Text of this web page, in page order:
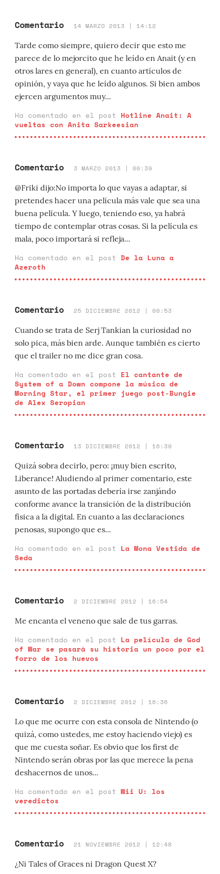
Comentario 14 MARZO 2013 | 14:12
Tarde como siempre, quiero decir que esto me
parece de lo mejorcito que he leído en Anait (y en
otros lares en general), en cuanto artículos de
opinión, y vaya que he leído algunos. Si bien ambos
ejercen argumentos muy...
Ha comentado en el post Hotline Anait: A
vueltas con Anita Sarkeesian
Comentario 3 MARZO 2013 | 00:39
@Friki dijo:No importa lo que vayas a adaptar, si
pretendes hacer una película más vale que sea una
buena película. Y luego, teniendo eso, ya habrá
tiempo de contemplar otras cosas. Si la película es
mala, poco importará si refleja...
Ha comentado en el post De la Luna a
Azeroth
Comentario 25 DICIEMBRE 2012 | 00:53
Cuando se trata de Serj Tankian la curiosidad no
solo pica, más bien arde. Aunque también es cierto
que el trailer no me dice gran cosa.
Ha comentado en el post El cantante de
System of a Down compone la música de
Morning Star, el primer juego post-Bungie
de Alex Seropian
Comentario 13 DICIEMBRE 2012 | 16:39
Quizá sobra decirlo, pero: ¡muy bien escrito,
Liberance! Aludiendo al primer comentario, este
asunto de las portadas debería irse zanjándo
conforme avance la transición de la distribución
física a la digital. En cuanto a las declaraciones
penosas, supongo que es...
Ha comentado en el post La Mona Vestida de
Seda
Comentario 2 DICIEMBRE 2012 | 16:54
Me encanta el veneno que sale de tus garras.
Ha comentado en el post La película de God
of War se pasará su historia un poco por el
forro de los huevos
Comentario 2 DICIEMBRE 2012 | 16:36
Lo que me ocurre con esta consola de Nintendo (o
quizá, como ustedes, me estoy haciendo viejo) es
que me cuesta soñar. Es obvio que los first de
Nintendo serán obras por las que merece la pena
deshacernos de unos...
Ha comentado en el post Wii U: los
veredictos
Comentario 21 NOVIEMBRE 2012 | 12:48
¿Ni Tales of Graces ni Dragon Quest X?